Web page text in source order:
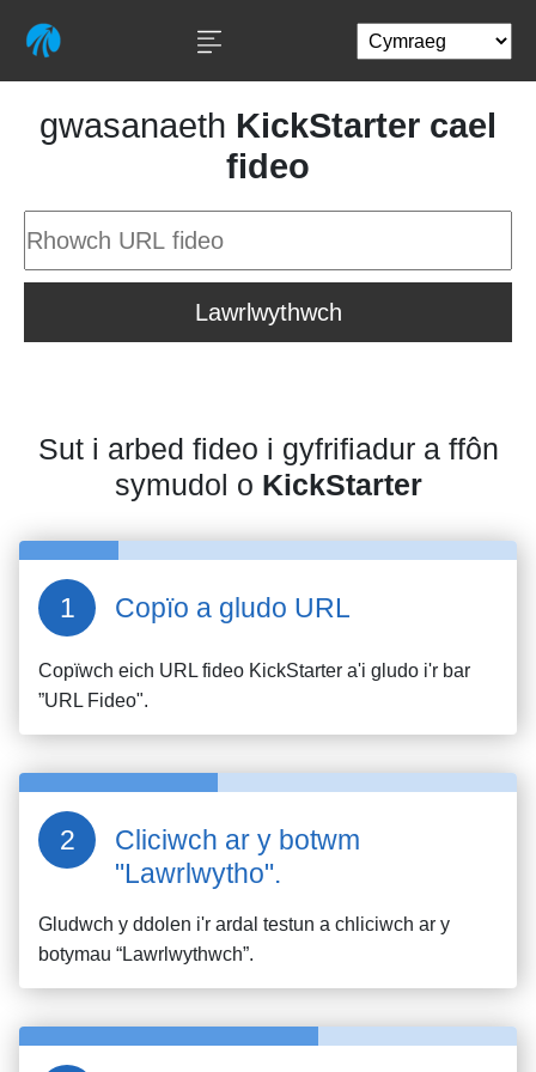
gwasanaeth KickStarter cael
fideo
Lawrlwythwch
Sut i arbed fideo i gyfrifiadur a ffôn
symudol o KickStarter
Copïo a gludo URL
Copïwch eich URL fideo KickStarter a'i gludo i'r bar
”URL Fideo".
Cliciwch ar y botwm
"Lawrlwytho".
Gludwch y ddolen i'r ardal testun a chliciwch ar y
botymau “Lawrlwythwch”.